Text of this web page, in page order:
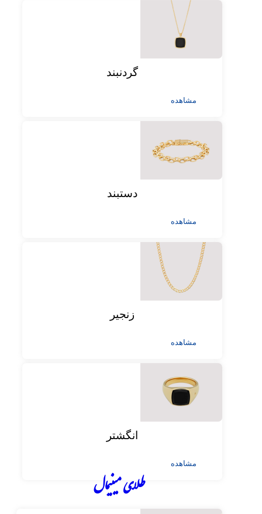
گردنبند
مشاهده
دستبند
مشاهده
زنجیر
مشاهده
انگشتر
مشاهده
طلای مینیمال